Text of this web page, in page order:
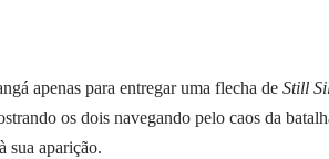
apenas para entregar uma flecha de Still
os dois navegando pelo caos da
sua aparição.